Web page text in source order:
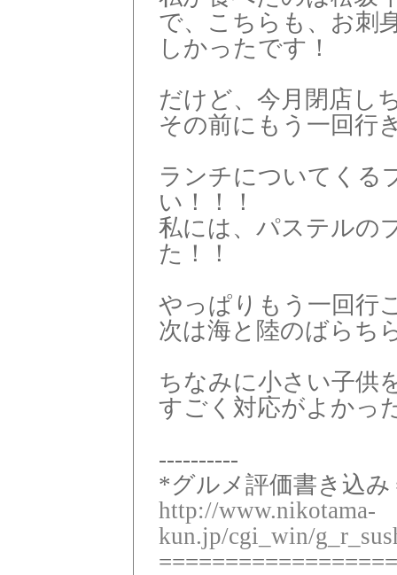
で、こちらも、お刺
しかったです！
だけど、今月閉店し
その前にもう一回行
ランチについてくる
い！！！
私には、パステルの
た！！
やっぱりもう一回行
次は海と陸のばらち
ちなみに小さい子供
すごく対応がよかっ
----------
*グルメ評価書き込
http://www.nikotama-
kun.jp/cgi_win/